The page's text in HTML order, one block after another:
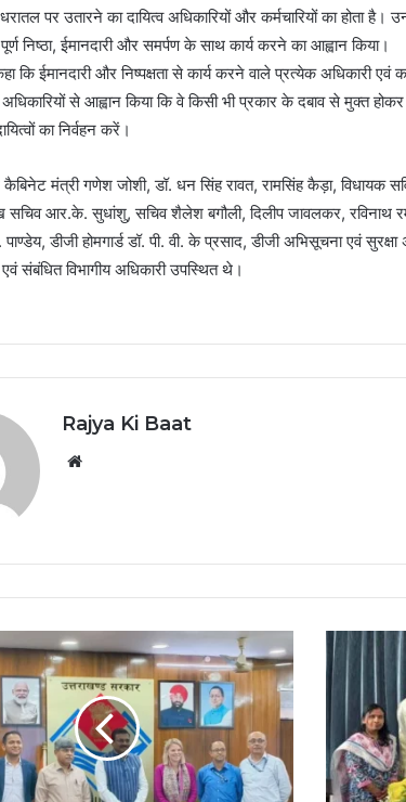
पर उतारने का दायित्व अधिकारियों और कर्मचारियों का होता है।
निष्ठा, ईमानदारी और समर्पण के साथ कार्य करने का आह्वान किया।
कि ईमानदारी और निष्पक्षता से कार्य करने वाले प्रत्येक अधिकारी
से आह्वान किया कि वे किसी भी प्रकार के दबाव से मुक्त
का निर्वहन करें।
मंत्री गणेश जोशी, डॉ. धन सिंह रावत, रामसिंह कैड़ा, विधायक
सचिव आर.के. सुधांशु, सचिव शैलेश बगौली, दिलीप जावलकर,
डीजी होमगार्ड डॉ. पी. वी. के प्रसाद, डीजी अभिसूचना एवं
संबंधित विभागीय अधिकारी उपस्थित थे।
Rajya Ki Baat